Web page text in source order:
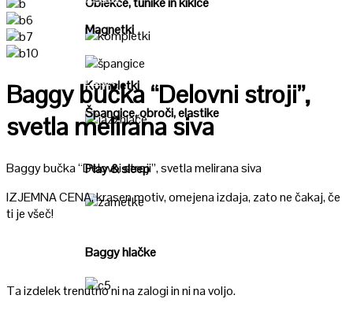
Poglej
Kompletki
Poglej
Play & sleep
Baggy hlačke
Magnetki
Poglej
Špangice, obroči, elastike
Baggy bučka “Delovni stroji”,
svetla melirana siva
Baggy bučka “Delovni stroji”, svetla melirana siva
IZJEMNA CENA, krasen motiv, omejena izdaja, zato ne čakaj, če
ti je všeč!
Ta izdelek trenutno ni na zalogi in ni na voljo.